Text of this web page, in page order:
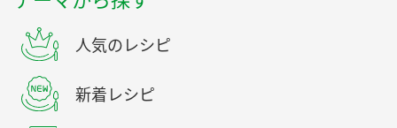
人気のレシピ
新着レシピ